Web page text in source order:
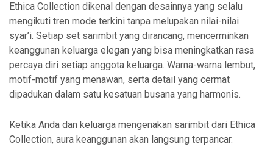
Ethica Collection dikenal dengan desainnya yang selalu
mengikuti tren mode terkini tanpa melupakan nilai-nilai
syar’i. Setiap set sarimbit yang dirancang, mencerminkan
keanggunan keluarga elegan yang bisa meningkatkan rasa
percaya diri setiap anggota keluarga. Warna-warna lembut,
motif-motif yang menawan, serta detail yang cermat
dipadukan dalam satu kesatuan busana yang harmonis.
Ketika Anda dan keluarga mengenakan sarimbit dari Ethica
Collection, aura keanggunan akan langsung terpancar.